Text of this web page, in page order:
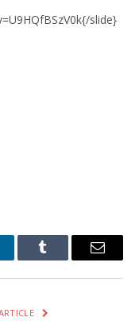
slide}
Tumblr Email